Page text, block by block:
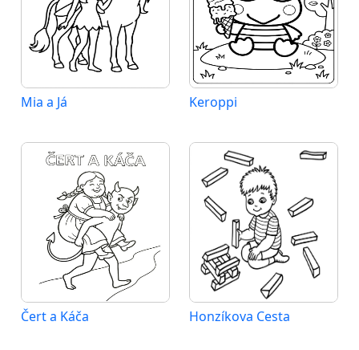
Mia a Já Keroppi
Čert a Káča Honzíkova Cesta